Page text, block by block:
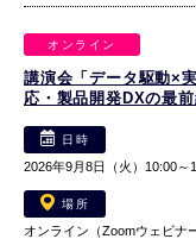
オンライン
講演会「データ駆動×
応・製品開発DXの最前
日時
2026年9月8日（火）10:00～
場所
オンライン（Zoomウェビナ